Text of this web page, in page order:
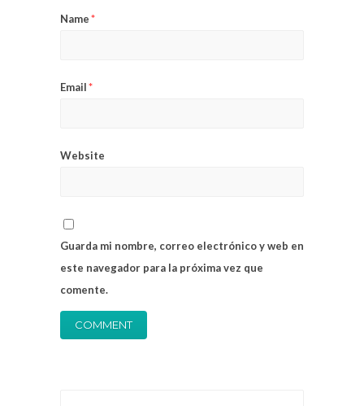
Name*
Email*
Website
Guarda mi nombre, correo electrónico y web en
este navegador para la próxima vez que
comente.